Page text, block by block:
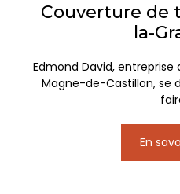
Couverture de
la-
Edmond David,
Magne-de-Castillon, se
En